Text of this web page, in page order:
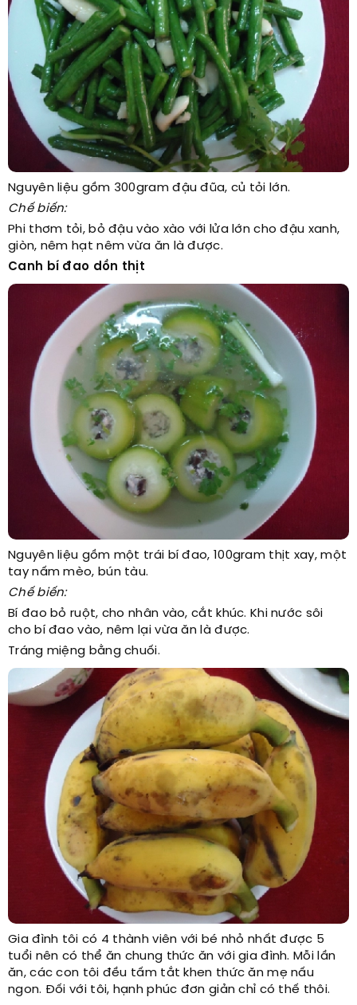
Nguyên liệu gồm 300gram đậu đũa, củ tỏi lớn.
Chế biến:
Phi thơm tỏi, bỏ đậu vào xào với lửa lớn cho đậu xanh,
giòn, nêm hạt nêm vừa ăn là được.
Canh bí đao dồn thịt
Nguyên liệu gồm một trái bí đao, 100gram thịt xay, một
tay nấm mèo, bún tàu.
Chế biến:
Bí đao bỏ ruột, cho nhân vào, cắt khúc. Khi nước sôi
cho bí đao vào, nêm lại vừa ăn là được.
Tráng miệng bằng chuối.
Gia đình tôi có 4 thành viên với bé nhỏ nhất được 5
tuổi nên có thể ăn chung thức ăn với gia đình. Mỗi lần
ăn, các con tôi đều tấm tắt khen thức ăn mẹ nấu
ngon. Đối với tôi, hạnh phúc đơn giản chỉ có thế thôi.